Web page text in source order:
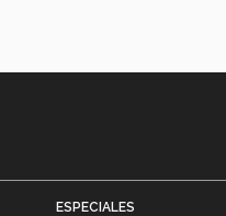
ESPECIALES